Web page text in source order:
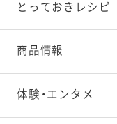
とっておきレシピ
とっておきレ
素材の知識
商品情報
商品情報トップ
体験・エンタメ